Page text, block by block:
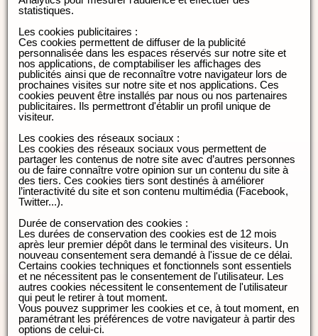
statistiques.
Les cookies publicitaires :
Ces cookies permettent de diffuser de la publicité
personnalisée dans les espaces réservés sur notre site et
nos applications, de comptabiliser les affichages des
publicités ainsi que de reconnaître votre navigateur lors de
prochaines visites sur notre site et nos applications. Ces
cookies peuvent être installés par nous ou nos partenaires
publicitaires. Ils permettront d'établir un profil unique de
visiteur.
Les cookies des réseaux sociaux :
Les cookies des réseaux sociaux vous permettent de
partager les contenus de notre site avec d’autres personnes
ou de faire connaître votre opinion sur un contenu du site à
des tiers. Ces cookies tiers sont destinés à améliorer
l’interactivité du site et son contenu multimédia (Facebook,
Twitter...).
Durée de conservation des cookies :
Les durées de conservation des cookies est de 12 mois
après leur premier dépôt dans le terminal des visiteurs. Un
nouveau consentement sera demandé à l'issue de ce délai.
Certains cookies techniques et fonctionnels sont essentiels
et ne nécessitent pas le consentement de l'utilisateur. Les
autres cookies nécessitent le consentement de l'utilisateur
qui peut le retirer à tout moment.
Vous pouvez supprimer les cookies et ce, à tout moment, en
paramétrant les préférences de votre navigateur à partir des
options de celui-ci.